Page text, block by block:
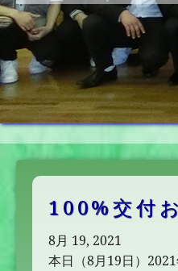
100%交付
8月 19, 2021
本日（8月19日）